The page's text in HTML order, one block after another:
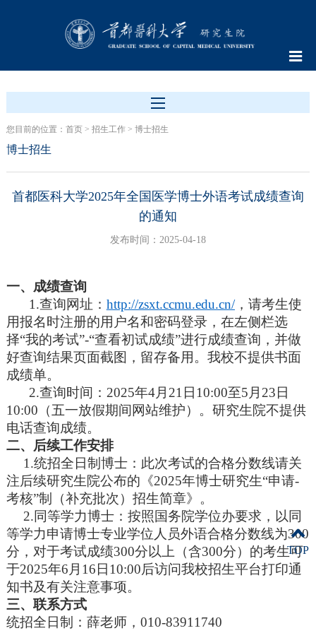
您目前的位置： 首页> 招生工作> 博士招生
博士招生
首都医科大学2025年全国医学博士外语考试成绩查询
的通知
发布时间：2025-04-18
一、成绩查询
1.查询网址： http://zsxt.ccmu.edu.cn/，请考生使
用报名时注册的用户名和密码登录，在左侧栏选
择“我的考试”-“查看初试成绩”进行成绩查询，并做
好查询结果页面截图，留存备用。我校不提供书面
成绩单。
2.查询时间：2025年4月21日10:00至5月23日
10:00（五一放假期间网站维护）。研究生院不提供
电话查询成绩。
二、后续工作安排
1.统招全日制博士：此次考试的合格分数线请关
注后续研究生院公布的《2025年博士研究生“申请-
考核”制（补充批次）招生简章》。
2.同等学力博士：按照国务院学位办要求，以同
等学力申请博士专业学位人员外语合格分数线为300
分，对于考试成绩300分以上（含300分）的考生可
于2025年6月16日10:00后访问我校招生平台打印通
知书及有关注意事项。
三、联系方式
统招全日制：薛老师，010-83911740
TOP